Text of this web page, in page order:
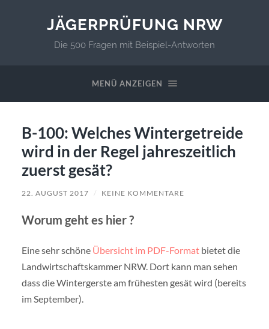
JÄGERPRÜFUNG NRW
Die 500 Fragen mit Beispiel-Antworten
MENÜ ANZEIGEN
B-100: Welches Wintergetreide
wird in der Regel jahreszeitlich
zuerst gesät?
22. AUGUST 2017 / KEINE KOMMENTARE
Worum geht es hier ?
Eine sehr schöne Übersicht im PDF-Formatbietet die
Landwirtschaftskammer NRW. Dort kann man sehen
dass die Wintergerste am frühesten gesät wird (bereits
im September).